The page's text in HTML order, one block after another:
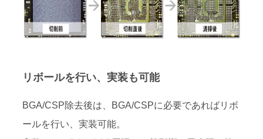
リボールを行い、実装も可能
BGA/CSP除去後は、BGA/CSPに必要であればリボ
ールを行い、実装可能。